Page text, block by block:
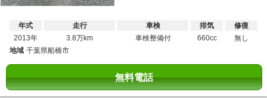
年式
2013年
走行
3.8万km
車検
車検整備付
排気
660cc
修復
無し
地域 千葉県船橋市
無料電話